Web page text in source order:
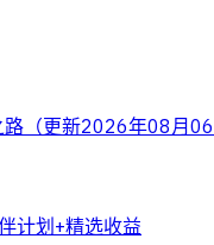
路（更新2026年08月
计划+精选收益